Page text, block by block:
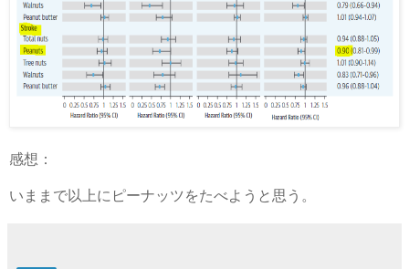
感想：
いままで以上にピーナッツをたべようと思う。